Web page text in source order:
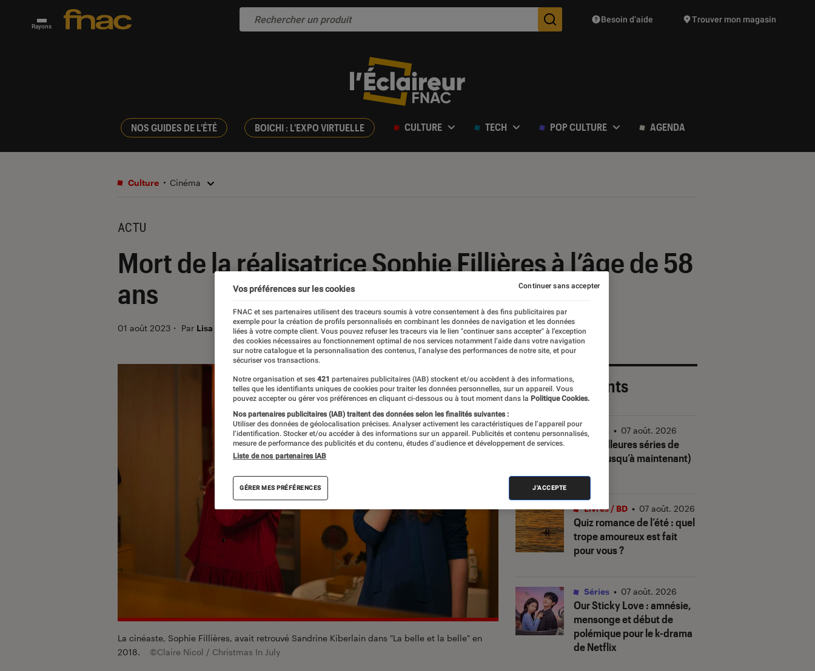
Rayons Des suggestions de produits vont vous être proposées
Besoin d’aide Trouver mon magasin
NOS GUIDES DE L'ÉTÉ BOICHI : L'EXPO VIRTUELLE CULTURE TECH POP CULTURE AGENDA
Culture Cinéma
ACTU
Mort de la réalisatrice Sophie Fillières à l’âge de 58
ans
01 août 2023 ・ Par Lisa Muratore
La cinéaste, Sophie Fillières, avait retrouvé Sandrine Kiberlain dans "La belle et la belle" en
2018.
©Claire Nicol / Christmas In July
Les plus récents
Les meilleures séries de
2026 (jusqu’à maintenant)
Séries • 07 août. 2026
Quiz romance de l’été : quel
trope amoureux est fait
pour vous ?
Livres / BD • 07 août. 2026
Our Sticky Love: amnésie,
mensonge et début de
polémique pour le k-drama
de Netflix
Séries • 07 août. 2026
Vos préférences sur les cookies
FNAC et ses partenaires utilisent des traceurs soumis à votre consentement à des fins publicitaires par
exemple pour la création de profils personnalisés en combinant les données de navigation et les données
liées à votre compte client. Vous pouvez refuser les traceurs via le lien "continuer sans accepter" à l’exception
des cookies nécessaires au fonctionnement optimal de nos services notamment l’aide dans votre navigation
sur notre catalogue et la personnalisation des contenus, l’analyse des performances de notre site, et pour
sécuriser vos transactions.
Notre organisation et ses 421 partenaires publicitaires (IAB) stockent et/ou accèdent à des informations,
telles que les identifiants uniques de cookies pour traiter les données personnelles, sur un appareil. Vous
pouvez accepter ou gérer vos préférences en cliquant ci-dessous ou à tout moment dans la Politique Cookies.
Nos partenaires publicitaires (IAB) traitent des données selon les finalités suivantes :
Utiliser des données de géolocalisation précises. Analyser activement les caractéristiques de l’appareil pour
l’identification. Stocker et/ou accéder à des informations sur un appareil. Publicités et contenu personnalisés,
mesure de performance des publicités et du contenu, études d’audience et développement de services.
Liste de nos partenaires IAB
GÉRER MES PRÉFÉRENCES J'ACCEPTE
Continuer sans accepter